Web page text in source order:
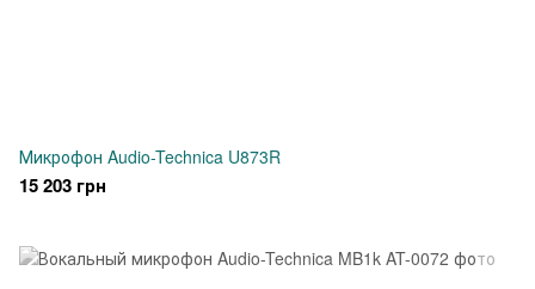
Микрофон Audio-Technica U873R
15 203 грн